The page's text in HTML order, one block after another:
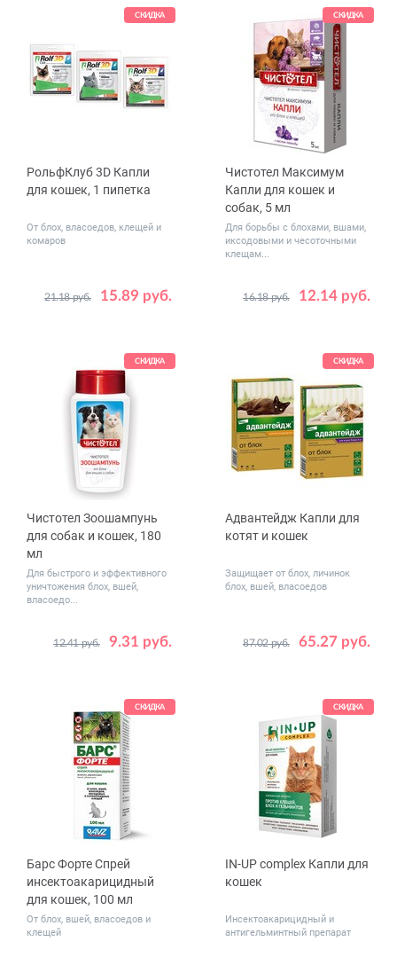
СКИДКА
РольфКлуб 3D Капли
для кошек, 1 пипетка
От блох, власоедов, клещей и
комаров
15.89 руб.
21.18 руб.
Вес
до 4
от 4 до 8
СКИДКА
Чистотел Максимум
Капли для кошек и
собак, 5 мл
Для борьбы с блохами, вшами,
иксодовыми и чесоточными
клещам...
12.14 руб.
16.18 руб.
СКИДКА
Чистотел Зоошампунь
для собак и кошек, 180
мл
Для быстрого и эффективного
уничтожения блох, вшей,
власоедо...
9.31 руб.
12.41 руб.
СКИДКА
Адвантейдж Капли для
котят и кошек
Защищает от блох, личинок
блох, вшей, власоедов
65.27 руб.
87.02 руб.
Вес
до 4 (4 пипетки)
СКИДКА
Барс Форте Спрей
инсектоакарицидный
для кошек, 100 мл
От блох, вшей, власоедов и
клещей
СКИДКА
IN-UP complex Капли для
кошек
Инсектоакарицидный и
антигельминтный препарат